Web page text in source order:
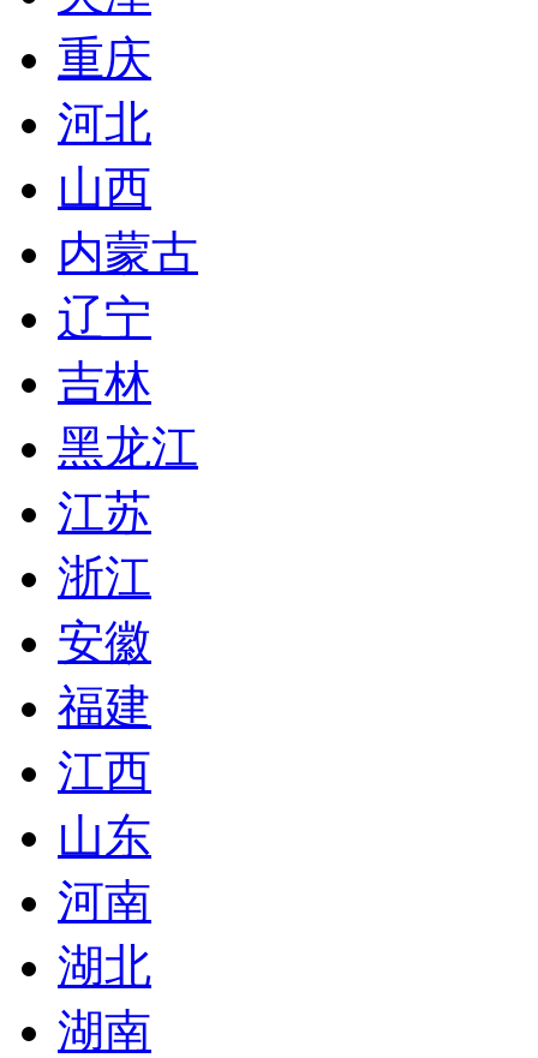
重庆
河北
山西
内蒙古
辽宁
吉林
黑龙江
江苏
浙江
安徽
福建
江西
山东
河南
湖北
湖南